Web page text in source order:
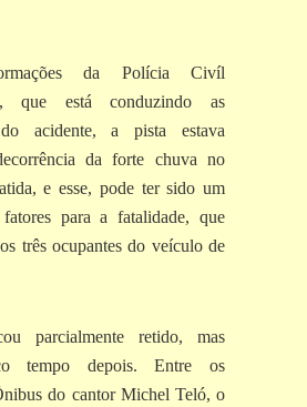
da Polícia Civíl
que está conduzindo as
do acidente, a pista estava
da forte chuva no
e esse, pode ter sido um
para a fatalidade, que
três ocupantes do veículo de
parcialmente retido, mas
tempo depois. Entre os
do cantor Michel Teló, o